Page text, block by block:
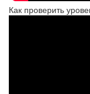
Как проверить